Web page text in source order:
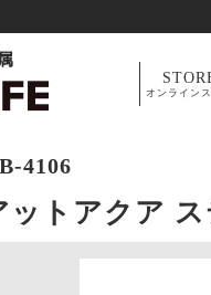
オンライン
4106
ットアクア